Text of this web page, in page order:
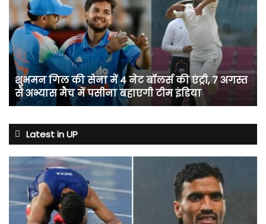
की
में
4
नेट
बॉलर्स
की
एंट्री,
7
अभ्यास
मैच
पसीना
बहाएगी
टीम
इंडिया
शुभमन गिल की सेना में 4 नेट बॉलर्स की एंट्री, 7 अगस्त
से अभ्यास मैच में पसीना बहाएगी टीम इंडिया
Latest in UP